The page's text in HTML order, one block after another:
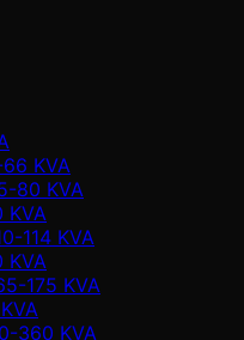
KVA
80 KVA
KVA
114 KVA
KVA
175 KVA
360 KVA